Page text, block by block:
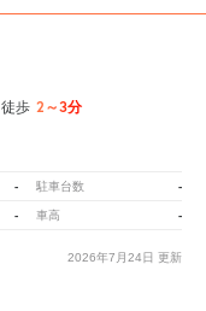
徒歩 2～3分
- 駐車台数 -
- 車高 -
2026年7月24日 更新